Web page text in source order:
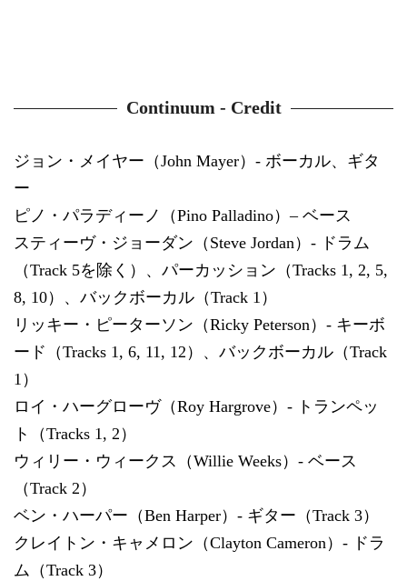
Continuum - Credit
ジョン・メイヤー（John Mayer）- ボーカル、ギタ
ー
ピノ・パラディーノ（Pino Palladino）– ベース
スティーヴ・ジョーダン（Steve Jordan）- ドラム
（Track 5を除く）、パーカッション（Tracks 1, 2, 5,
8, 10）、バックボーカル（Track 1）
リッキー・ピーターソン（Ricky Peterson）- キーボ
ード（Tracks 1, 6, 11, 12）、バックボーカル（Track
1）
ロイ・ハーグローヴ（Roy Hargrove）- トランペッ
ト（Tracks 1, 2）
ウィリー・ウィークス（Willie Weeks）- ベース
（Track 2）
ベン・ハーパー（Ben Harper）- ギター（Track 3）
クレイトン・キャメロン（Clayton Cameron）- ドラ
ム（Track 3）